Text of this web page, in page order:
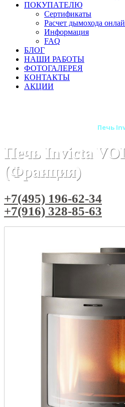
ПОКУПАТЕЛЮ
Сертификаты
Расчет дымохода
Информация
FAQ
БЛОГ
НАШИ РАБОТЫ
ФОТОГАЛЕРЕЯ
КОНТАКТЫ
АКЦИИ
Печь
Печь Invicta
(Франция)
+7(495) 196-62-34
+7(916) 328-85-63